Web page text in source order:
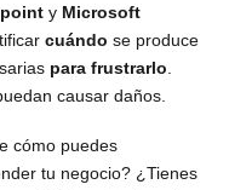
y Microsoft
cuándo se produce
para frustrarlo
causar daños.
cómo puedes
tu negocio? ¿Tienes